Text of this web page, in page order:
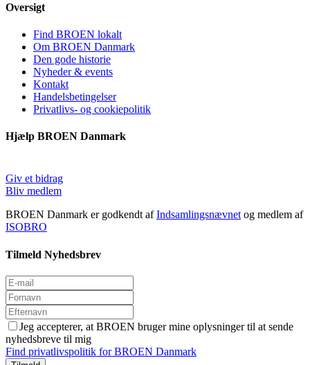
Oversigt
Find BROEN lokalt
Om BROEN Danmark
Den gode historie
Nyheder & events
Kontakt
Handelsbetingelser
Privatlivs- og cookiepolitik
Hjælp BROEN Danmark
Giv et bidrag
Bliv medlem
BROEN Danmark er godkendt afIndsamlingsnævnetog medlem af
ISOBRO
Tilmeld Nyhedsbrev
Jeg accepterer, at BROEN bruger mine oplysninger til at sende
nyhedsbreve til mig
Find privatlivspolitik for BROEN Danmark